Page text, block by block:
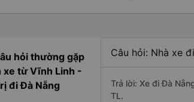
hỏi thường gặp
xe từ Vĩnh Linh -
đi Đà Nẵng
Câu hỏi: Nhà xe
Trả lời: Xe đi Đà
TL.